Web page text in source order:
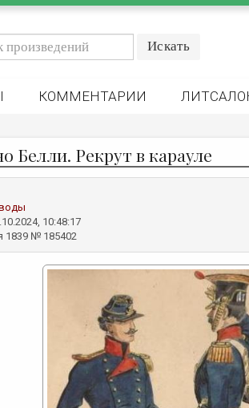
КОММЕНТАРИИ
Белли. Рекрут в карауле
10:48:17
1839 № 185402